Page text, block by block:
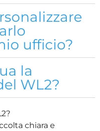
ufficio?
la
WL2?
chiara e